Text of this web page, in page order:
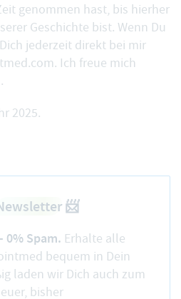
genommen hast, bis hierher
Geschichte bist. Wenn Du
jederzeit direkt bei mir
. Ich freue mich
2025.
📨
0% Spam. Erhalte alle
bequem in Dein
laden wir Dich auch zum
bisher